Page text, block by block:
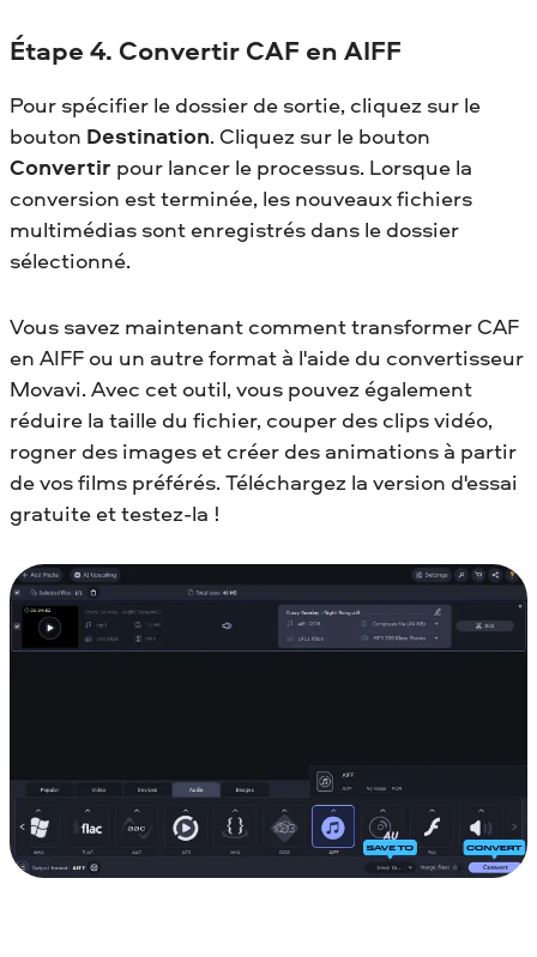
Étape 4. Convertir CAF en AIFF
Pour spécifier le dossier de sortie, cliquez sur le
bouton Destination. Cliquez sur le bouton
Convertir pour lancer le processus. Lorsque la
conversion est terminée, les nouveaux fichiers
multimédias sont enregistrés dans le dossier
sélectionné.
Vous savez maintenant comment transformer CAF
en AIFF ou un autre format à l'aide du convertisseur
Movavi. Avec cet outil, vous pouvez également
réduire la taille du fichier, couper des clips vidéo,
rogner des images et créer des animations à partir
de vos films préférés. Téléchargez la version d'essai
gratuite et testez-la !